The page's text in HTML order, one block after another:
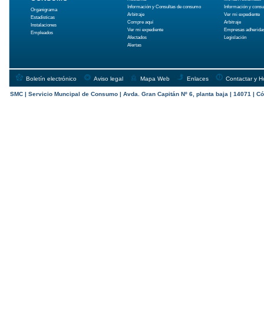
Organigrama
Estadísticas
Instalaciones
Empleados
Información y Consultas de consumo
Arbitraje
Compre aquí
Ver mi expediente
Afectados
Alertas
Información y
Ver mi expediente
Arbitraje
Empresas
Legislación
Boletín electrónico Aviso legal Mapa Web Enlaces Contactar y
SMC | Servicio Muncipal de Consumo | Avda. Gran Capitán Nº 6, planta baja | 14071 |